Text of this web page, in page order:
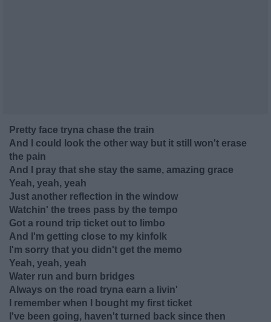
Pretty face tryna chase the train
And I could look the other way but it still won't erase
the pain
And I pray that she stay the same, amazing grace
Yeah, yeah, yeah
Just another reflection in the window
Watchin' the trees pass by the tempo
Got a round trip ticket out to limbo
And I'm getting close to my kinfolk
I'm sorry that you didn't get the memo
Yeah, yeah, yeah
Water run and burn bridges
Always on the road tryna earn a livin'
I remember when I bought my first ticket
I've been going, haven't turned back since then